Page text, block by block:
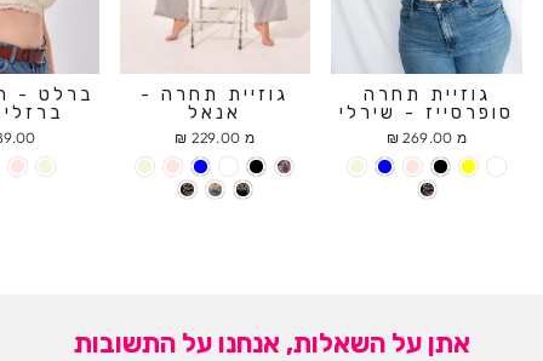
גוזיית תחרה
סופרסייז - שירלי
מ 269.00 ₪
גוזיית תחרה -
אנאל
מ 229.00 ₪
ברלט -
₪
אתן על השאלות, אנחנו על התשובות